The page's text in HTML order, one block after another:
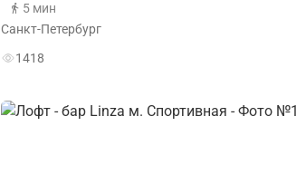
5 мин
Санкт-Петербург
1418